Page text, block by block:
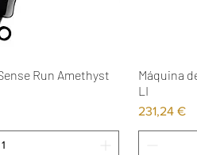
rápida
Run Amethyst
Máquina
LI
Preço
231,24 €